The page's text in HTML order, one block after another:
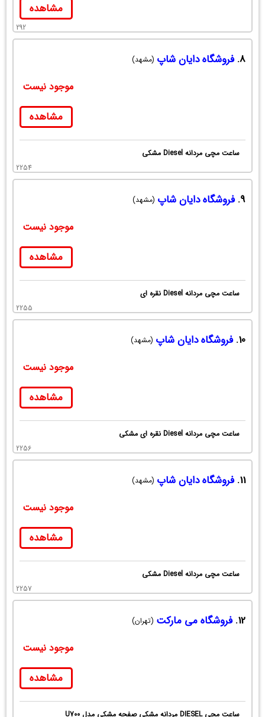
مشاهده
292
8. فروشگاه دایان شاپ (مشهد)
موجود نیست
مشاهده
ساعت مچی مردانه Diesel مشکی
2254
9. فروشگاه دایان شاپ (مشهد)
موجود نیست
مشاهده
ساعت مچی مردانه Diesel نقره ای
2255
10. فروشگاه دایان شاپ (مشهد)
موجود نیست
مشاهده
ساعت مچی مردانه Diesel نقره ای مشکی
2256
11. فروشگاه دایان شاپ (مشهد)
موجود نیست
مشاهده
ساعت مچی مردانه Diesel مشکی
2257
12. فروشگاه می مارکت (تهران)
موجود نیست
مشاهده
ساعت مچی DIESEL مردانه مشکی صفحه مشکی مدل U700